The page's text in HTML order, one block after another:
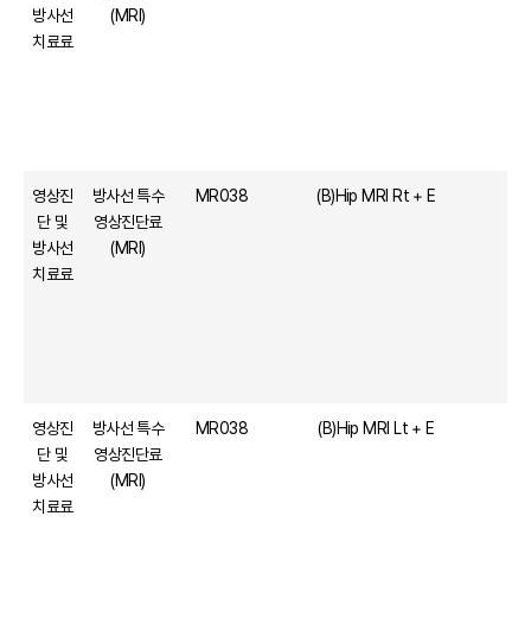
방사선
치료료
(MRI)
영상진
단 및
방사선
치료료
방사선 특수
영상진단료
(MRI)
MR038 (B)Hip MRI Rt + E
영상진
단 및
방사선
치료료
방사선 특수
영상진단료
(MRI)
MR038 (B)Hip MRI Lt + E